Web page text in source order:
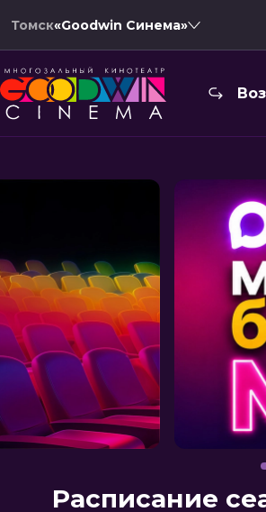
Томск«Goodwin Синема»
Расписание